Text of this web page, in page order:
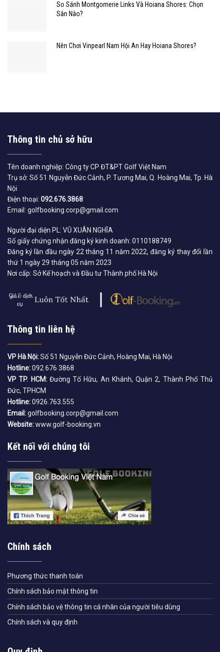
So Sánh Montgomerie Links Và Hoiana Shores: Chọn
Sân Nào?
Nên Chơi Vinpearl Nam Hội An Hay Hoiana Shores?
Thông tin chủ sở hữu
Tên doanh nghiệp: Công ty CP ĐT&PT Golf Việt Nam
Trụ sở: Số 51 Nguyễn Đức Cảnh, P. Tương Mai, Q. Hoàng Mai, Tp. Hà
Nội
Điện thoại: 092.676.3868
Email: golfbooking.corp@gmail.com
Người đại diện PL: VŨ XUÂN NGHĨA
Số giấy chứng nhận đăng ký kinh doanh: 0110188749
Đăng ký lần đầu ngày 22 tháng 11 năm 2022, đăng ký thay đổi lần
thứ 1 ngày 29 tháng 05 năm 2023
Nơi cấp: Sở Kế hoạch và Đầu tư Thành phố Hà Nội
Thông tin liên hệ
VP Hà Nội:Số 51 Nguyễn Đức Cảnh, Hoàng Mai, Hà Nội
Hotline:092 676 3868
VP TP. HCM:Đường Tố Hữu, An Khánh, Quận 2, Thành Phố Thủ
Đức, TPHCM
Hotline:0926.763.555
Email:golfbooking.corp@gmail.com
Website:www.golf-booking.vn
Kết nối với chúng tôi
Chính sách
Phương thức thanh toán
Chính sách bảo mật thông tin
Chính sách bảo vệ thông tin cá nhân của người tiêu dùng
Chính sách và quy định